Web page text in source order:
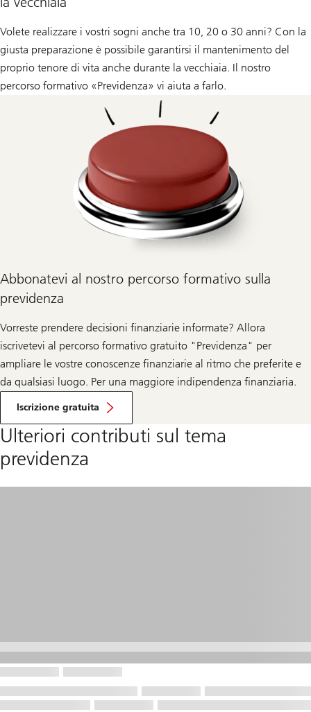
Volete realizzare i vostri sogni anche tra 10, 20 o 30 anni? Con la
giusta preparazione è possibile garantirsi il mantenimento del
proprio tenore di vita anche durante la vecchiaia. Il nostro
percorso formativo «Previdenza» vi aiuta a farlo.
Abbonatevi al nostro percorso formativo sulla
previdenza
Vorreste prendere decisioni finanziarie informate? Allora
iscrivetevi al percorso formativo gratuito "Previdenza" per
ampliare le vostre conoscenze finanziarie al ritmo che preferite e
da qualsiasi luogo. Per una maggiore indipendenza finanziaria.
Iscrizione gratuita
Percorso
formativo
Ulteriori contributi sul tema
previdenza